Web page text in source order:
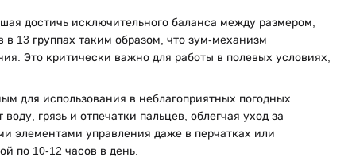
достичь исключительного баланса между размером,
13 группах таким образом, что зум-механизм
Это критически важно для работы в полевых условиях,
для использования в неблагоприятных погодных
грязь и отпечатки пальцев, облегчая уход за
элементами управления даже в перчатках или
по 10-12 часов в день.